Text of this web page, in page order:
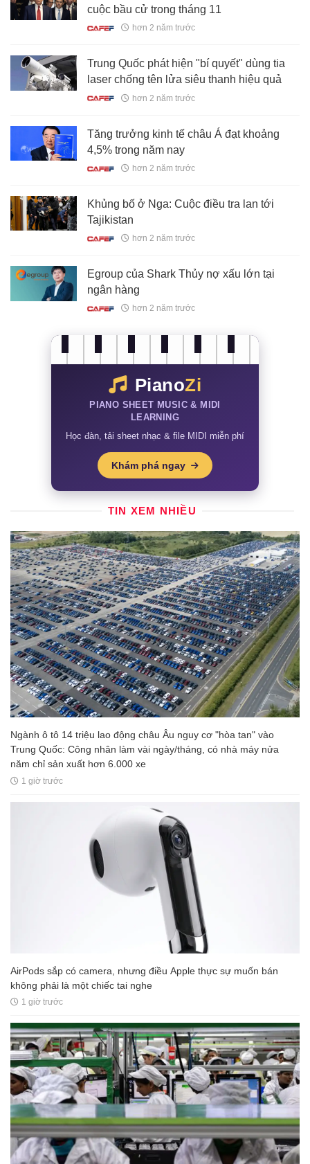
cuộc bầu cử trong tháng 11
hơn 2 năm trước
Trung Quốc phát hiện "bí quyết" dùng tia
laser chống tên lửa siêu thanh hiệu quả
hơn 2 năm trước
Tăng trưởng kinh tế châu Á đạt khoảng
4,5% trong năm nay
hơn 2 năm trước
Khủng bố ở Nga: Cuộc điều tra lan tới
Tajikistan
hơn 2 năm trước
Egroup của Shark Thủy nợ xấu lớn tại
ngân hàng
hơn 2 năm trước
PianoZi
PIANO SHEET MUSIC & MIDI
LEARNING
Học đàn, tải sheet nhạc & file MIDI miễn phí
Khám phá ngay
TIN XEM NHIỀU
Ngành ô tô 14 triệu lao động châu Âu nguy cơ "hòa tan" vào
Trung Quốc: Công nhân làm vài ngày/tháng, có nhà máy nửa
năm chỉ sản xuất hơn 6.000 xe
1 giờ trước
AirPods sắp có camera, nhưng điều Apple thực sự muốn bán
không phải là một chiếc tai nghe
1 giờ trước